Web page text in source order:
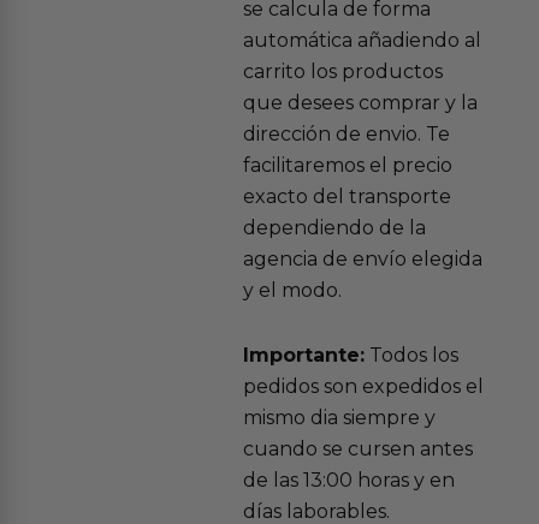
se calcula de forma
automática añadiendo al
carrito los productos
que desees comprar y la
dirección de envio. Te
facilitaremos el precio
exacto del transporte
dependiendo de la
agencia de envío elegida
y el modo.
Importante:Todos los
pedidos son expedidos el
mismo dia siempre y
cuando se cursen antes
de las 13:00 horas y en
días laborables.